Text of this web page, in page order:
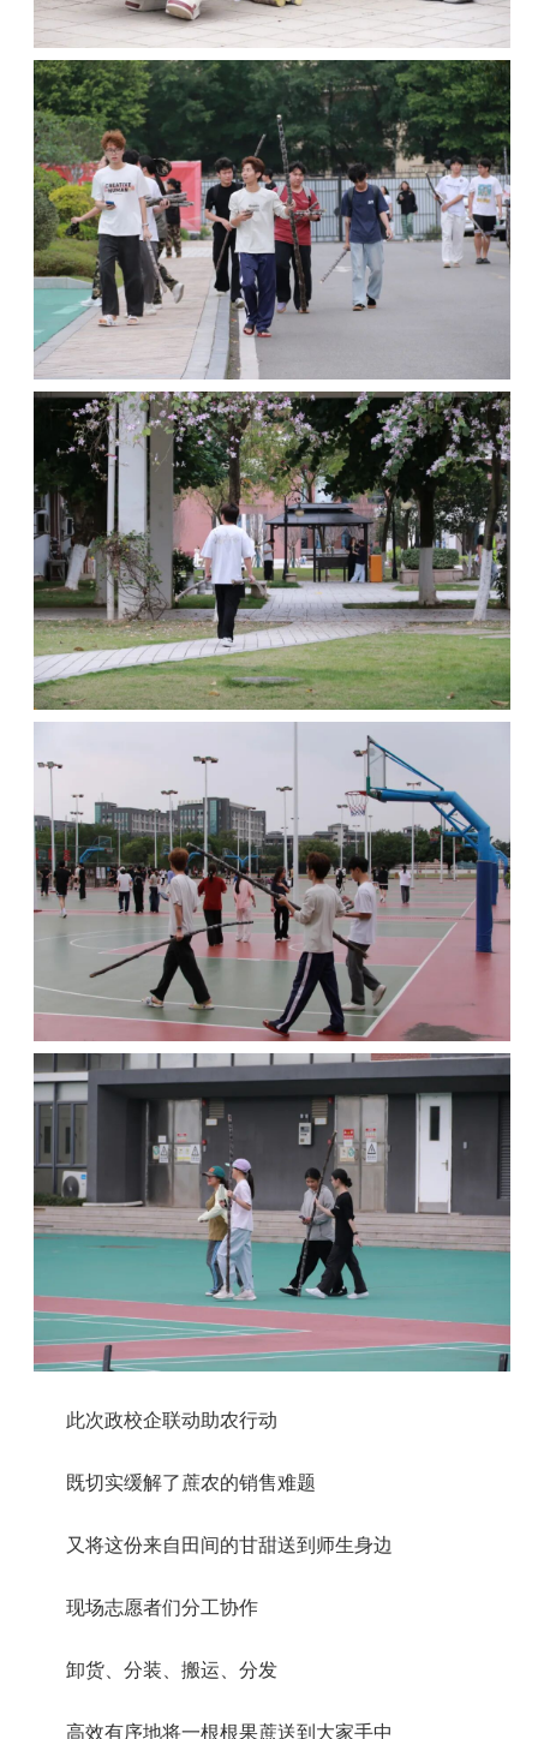
此次政校企联动助农行动
既切实缓解了蔗农的销售难题
又将这份来自田间的甘甜送到师生身边
现场志愿者们分工协作
卸货、分装、搬运、分发
高效有序地将一根根果蔗送到大家手中